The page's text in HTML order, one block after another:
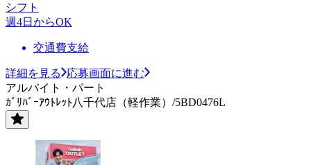
シフト
週4日からOK
交通費支給
詳細を見る
応募画面に進む
アルバイト・パート
ｶﾞﾘﾊﾞｰｱｳﾄﾚｯﾄ八千代店（軽作業）/5BD0476L